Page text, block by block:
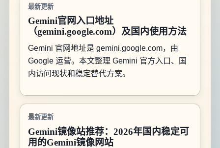
最新更新
Gemini官网入口地址
（gemini.google.com）及国内使用方法
Gemini 官网地址是 gemini.google.com，由
Google 运营。本文整理 Gemini 官方入口、国
内访问现状和稳定替代方案。
最新更新
Gemini镜像站推荐：2026年国内稳定可
用的Gemini镜像网站